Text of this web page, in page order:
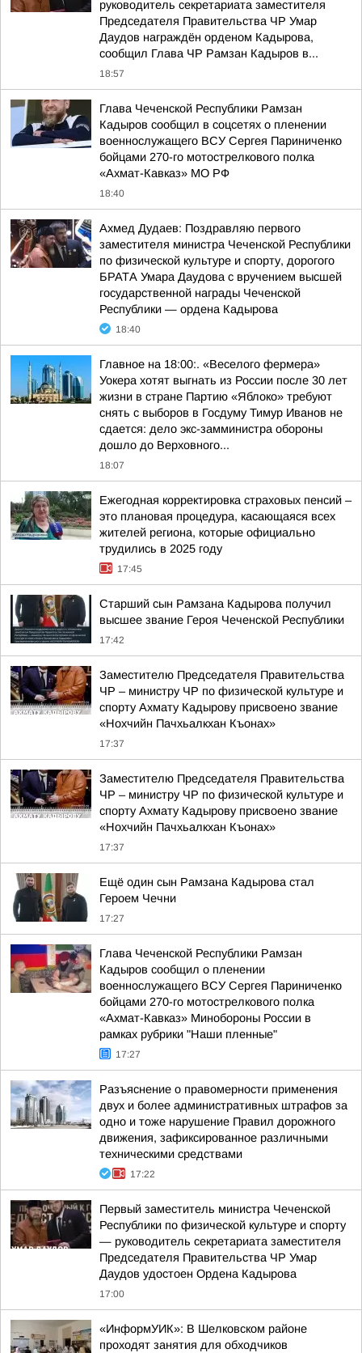
руководитель секретариата заместителя
Председателя Правительства ЧР Умар
Даудов награждён орденом Кадырова,
сообщил Глава ЧР Рамзан Кадыров в...
18:57
Глава Чеченской Республики Рамзан
Кадыров сообщил в соцсетях о пленении
военнослужащего ВСУ Сергея Париниченко
бойцами 270-го мотострелкового полка
«Ахмат-Кавказ» МО РФ
18:40
Ахмед Дудаев: Поздравляю первого
заместителя министра Чеченской Республики
по физической культуре и спорту, дорогого
БРАТА Умара Даудова с вручением высшей
государственной награды Чеченской
Республики — ордена Кадырова
18:40
Главное на 18:00:. «Веселого фермера»
Уокера хотят выгнать из России после 30 лет
жизни в стране Партию «Яблоко» требуют
снять с выборов в Госдуму Тимур Иванов не
сдается: дело экс-замминистра обороны
дошло до Верховного...
18:07
Ежегодная корректировка страховых пенсий –
это плановая процедура, касающаяся всех
жителей региона, которые официально
трудились в 2025 году
17:45
Старший сын Рамзана Кадырова получил
высшее звание Героя Чеченской Республики
17:42
Заместителю Председателя Правительства
ЧР – министру ЧР по физической культуре и
спорту Ахмату Кадырову присвоено звание
«Нохчийн Пачхьалкхан Къонах»
17:37
Заместителю Председателя Правительства
ЧР – министру ЧР по физической культуре и
спорту Ахмату Кадырову присвоено звание
«Нохчийн Пачхьалкхан Къонах»
17:37
Ещё один сын Рамзана Кадырова стал
Героем Чечни
17:27
Глава Чеченской Республики Рамзан
Кадыров сообщил о пленении
военнослужащего ВСУ Сергея Париниченко
бойцами 270-го мотострелкового полка
«Ахмат-Кавказ» Минобороны России в
рамках рубрики "Наши пленные"
17:27
Разъяснение о правомерности применения
двух и более административных штрафов за
одно и тоже нарушение Правил дорожного
движения, зафиксированное различными
техническими средствами
17:22
Первый заместитель министра Чеченской
Республики по физической культуре и спорту
— руководитель секретариата заместителя
Председателя Правительства ЧР Умар
Даудов удостоен Ордена Кадырова
17:00
«ИнформУИК»: В Шелковском районе
проходят занятия для обходчиков